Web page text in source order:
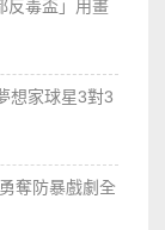
反毒盃」用畫
想家球星3對3
奪防暴戲劇全